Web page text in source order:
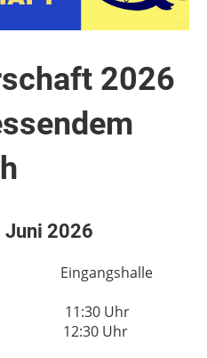
2026
Juni 2026
Uhr
Uhr